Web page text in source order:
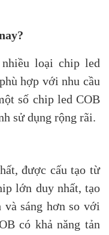
loại chip led
hợp với nhu cầu
số chip led COB
sử dụng rộng rãi.
được cấu tạo từ
lớn duy nhất, tạo
và sáng hơn so với
có khả năng tản